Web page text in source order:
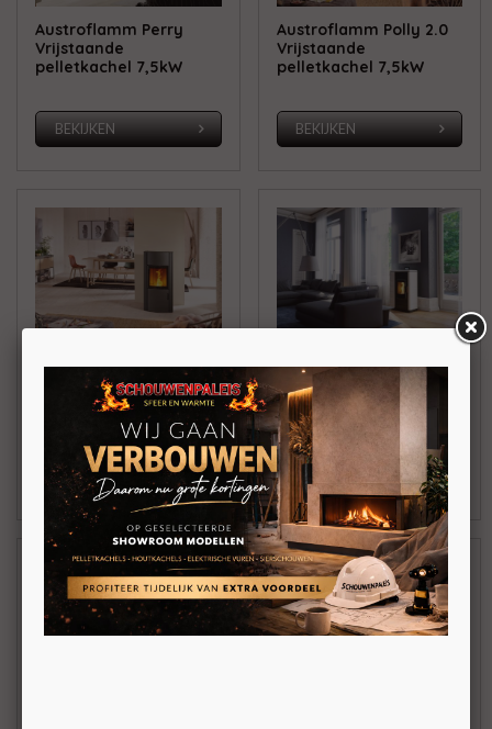
Austroflamm Perry
Vrijstaande
pelletkachel 7,5kW
BEKIJKEN
Austroflamm Polly 2.0
Vrijstaande
pelletkachel 7,5kW
BEKIJKEN
Vrijstaande
pelletkachel 9kW
BEKIJKEN
Vrijstaande
pelletkachel 8kW
BEKIJKEN